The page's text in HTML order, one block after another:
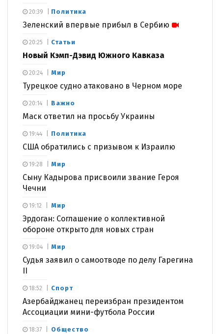
Политика
Зеленский впервые прибыл в Сербию
20:39
Статьи
Новый Кэмп-Дэвид Южного Кавказа
20:25
Мир
Турецкое судно атаковано в Черном море
20:24
Важно
Маск ответил на просьбу Украины
20:14
Политика
США обратились с призывом к Израилю
19:44
Мир
Сыну Кадырова присвоили звание Героя
Чечни
19:28
Мир
Эрдоган: Соглашение о коллективной
обороне открыто для новых стран
19:12
Мир
Судья заявил о самоотводе по делу Гарегина
19:04
Спорт
Азербайджанец переизбран президентом
Ассоциации мини-футбола России
18:52
Общество
18:37